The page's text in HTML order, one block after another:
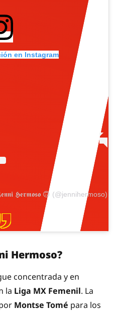
en Instagram
𝕳𝖊𝖗𝖒𝖔𝖘𝖔 🙃 (@jennihermoso)
Hermoso?
concentrada y en
la Liga MX Femenil. La
Montse Tomé para los